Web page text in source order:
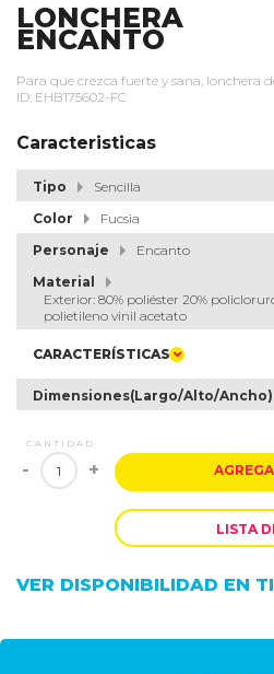
LONCHERA
ENCANTO
Para que crezca fuerte y sana, lonchera
ID: EHB175602-FC
Caracteristicas
Tipo
Sencilla
Color
Fucsia
Personaje
Encanto
Material
Exterior: 80% poliéster 20%
polietileno vinil acetato
CARACTERÍSTICAS
Dimensiones(Largo/Alto/Ancho)
CANTIDAD
- +
LISTA
VER DISPONIBILIDAD EN